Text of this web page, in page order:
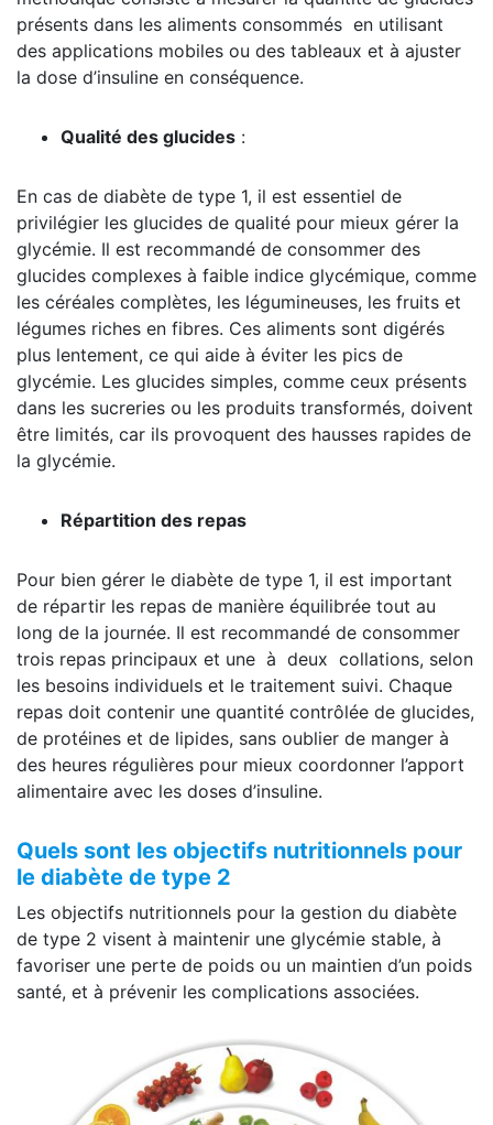
présents dans les aliments consommés en utilisant
des applications mobiles ou des tableaux et à ajuster
la dose d’insuline en conséquence.
Qualité des glucides :
En cas de diabète de type 1, il est essentiel de
privilégier les glucides de qualité pour mieux gérer la
glycémie. Il est recommandé de consommer des
glucides complexes à faible indice glycémique, comme
les céréales complètes, les légumineuses, les fruits et
légumes riches en fibres. Ces aliments sont digérés
plus lentement, ce qui aide à éviter les pics de
glycémie. Les glucides simples, comme ceux présents
dans les sucreries ou les produits transformés, doivent
être limités, car ils provoquent des hausses rapides de
la glycémie.
Répartition des repas
Pour bien gérer le diabète de type 1, il est important
de répartir les repas de manière équilibrée tout au
long de la journée. Il est recommandé de consommer
trois repas principaux et une à deux collations, selon
les besoins individuels et le traitement suivi. Chaque
repas doit contenir une quantité contrôlée de glucides,
de protéines et de lipides, sans oublier de manger à
des heures régulières pour mieux coordonner l’apport
alimentaire avec les doses d’insuline.
Quels sont les objectifs nutritionnels pour
le diabète de type 2
Les objectifs nutritionnels pour la gestion du diabète
de type 2 visent à maintenir une glycémie stable, à
favoriser une perte de poids ou un maintien d’un poids
santé, et à prévenir les complications associées.